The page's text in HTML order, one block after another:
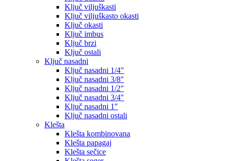
Ključ viljuškasti
Ključ viljuškasto okasti
Ključ okasti
Ključ imbus
Ključ brzi
Ključ ostali
Ključ nasadni
Ključ nasadni 1/4″
Ključ nasadni 3/8″
Ključ nasadni 1/2″
Ključ nasadni 3/4″
Ključ nasadni 1″
Ključ nasadni ostali
Klešta
Klešta kombinovana
Klešta papagaj
Klešta sečice